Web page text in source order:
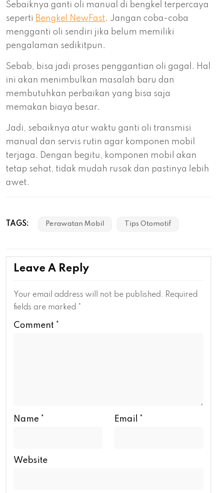
Sebaiknya ganti oli manual di bengkel terpercaya
seperti Bengkel NewFast. Jangan coba-coba
mengganti oli sendiri jika belum memiliki
pengalaman sedikitpun.
Sebab, bisa jadi proses penggantian oli gagal. Hal
ini akan menimbulkan masalah baru dan
membutuhkan perbaikan yang bisa saja
memakan biaya besar.
Jadi, sebaiknya atur waktu ganti oli transmisi
manual dan servis rutin agar komponen mobil
terjaga. Dengan begitu, komponen mobil akan
tetap sehat, tidak mudah rusak dan pastinya lebih
awet.
TAGS: Perawatan Mobil Tips Otomotif
Leave A Reply
Your email address will not be published. Required
fields are marked
Comment *
Name * Email *
Website